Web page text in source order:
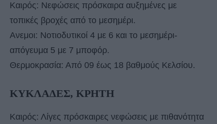
Καιρός: Νεφώσεις πρόσκαιρα αυξημένες με
τοπικές βροχές από το μεσημέρι.
Ανεμοι: Νοτιοδυτικοί 4 με 6 και το μεσημέρι-
απόγευμα 5 με 7 μποφόρ.
Θερμοκρασία: Από 09 έως 18 βαθμούς Κελσίου.
ΚΥΚΛΑΔΕΣ, ΚΡΗΤΗ
Καιρός: Λίγες πρόσκαιρες νεφώσεις με πιθανότητα